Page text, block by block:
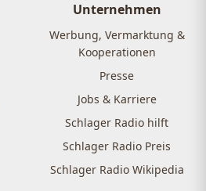
Unternehmen
Werbung, Vermarktung &
Kooperationen
Presse
Jobs & Karriere
Schlager Radio hilft
Schlager Radio Preis
Schlager Radio Wikipedia